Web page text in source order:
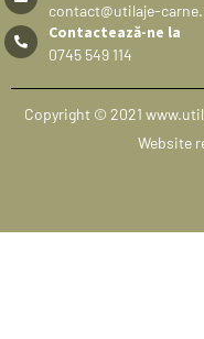
contact@utilaje-
Contactează-ne la
0745 549 114
Copyright © 2021
Website